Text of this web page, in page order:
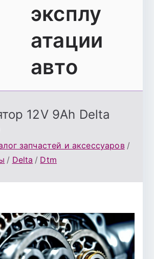
эксплу
атации
авто
12V 9Ah Delta
запчастей и аксессуаров
Delta Dtm